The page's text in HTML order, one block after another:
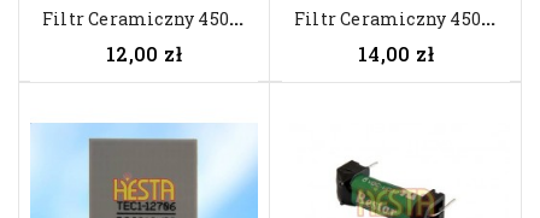
F
Iltr Ceramiczny 450kHz LT 450HTW
12,00 zł
F
Iltr Ceramiczny 450HT MuRata...
14,00 zł